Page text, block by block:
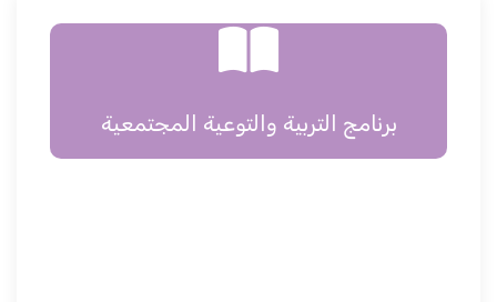
برنامج التربية والتوعية المجتمعية